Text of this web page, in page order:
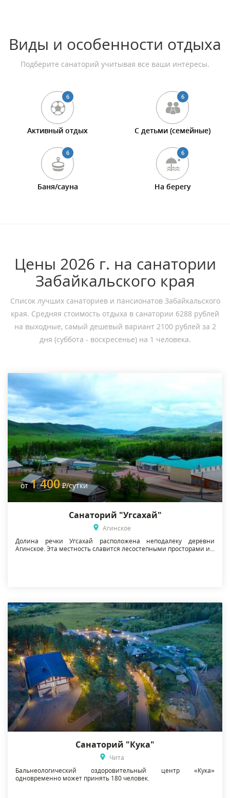
Виды и особенности отдыха
Подберите санаторий учитывая все ваши интересы.
6
Активный отдых
6
С детьми (семейные)
6
Баня/сауна
6
На берегу
Цены 2026 г. на санатории
Забайкальского края
Список лучших санаториев и пансионатов Забайкальского
края. Средняя стоимость отдыха в санатории 6288 рублей
на выходные, самый дешевый вариант 2100 рублей за 2
дня (суббота - воскресенье) на 1 человека.
от1 400 Р/сутки
Санаторий "Угсахай"
Агинское
Долина речки Угсахай расположена неподалеку деревни
Агинское. Эта местность славится лесостепными просторами и...
Санаторий "Кука"
Чита
Бальнеологический оздоровительный центр «Кука»
одновременно может принять 180 человек.